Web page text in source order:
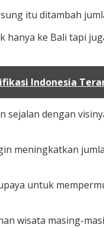
itu ditambah
ke Bali tapi
Indonesia
dengan
meningkatkan
untuk
wisata masing-